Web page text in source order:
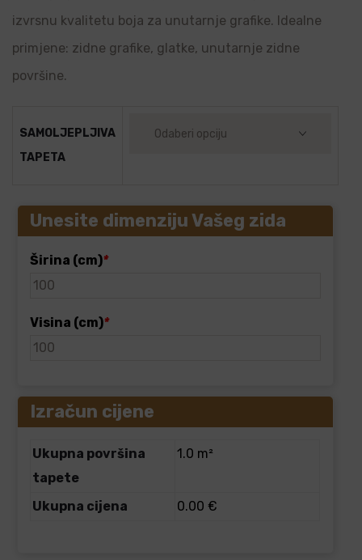
izvrsnu kvalitetu boja za unutarnje grafike. Idealne
primjene: zidne grafike, glatke, unutarnje zidne
površine.
SAMOLJEPLJIVA
TAPETA
Unesite dimenziju Vašeg zida
Širina (cm)*
Visina (cm)*
Izračun cijene
Ukupna površina
tapete
1.0 m²
Ukupna cijena 0.00 €